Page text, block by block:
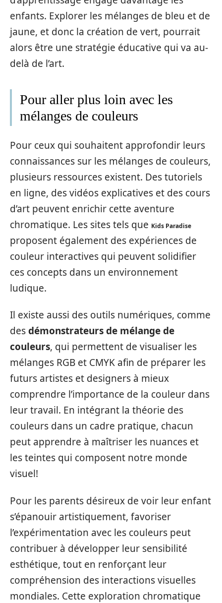
enfants. Explorer les mélanges de bleu et de
jaune, et donc la création de vert, pourrait
alors être une stratégie éducative qui va au-
delà de l’art.
Pour aller plus loin avec les
mélanges de couleurs
Pour ceux qui souhaitent approfondir leurs
connaissances sur les mélanges de couleurs,
plusieurs ressources existent. Des tutoriels
en ligne, des vidéos explicatives et des cours
d’art peuvent enrichir cette aventure
chromatique. Les sites tels que Kids Paradise
proposent également des expériences de
couleur interactives qui peuvent solidifier
ces concepts dans un environnement
ludique.
Il existe aussi des outils numériques, comme
desdémonstrateurs de mélange de
couleurs, qui permettent de visualiser les
mélanges RGB et CMYK afin de préparer les
futurs artistes et designers à mieux
comprendre l’importance de la couleur dans
leur travail. En intégrant la théorie des
couleurs dans un cadre pratique, chacun
peut apprendre à maîtriser les nuances et
les teintes qui composent notre monde
visuel!
Pour les parents désireux de voir leur enfant
s’épanouir artistiquement, favoriser
l’expérimentation avec les couleurs peut
contribuer à développer leur sensibilité
esthétique, tout en renforçant leur
compréhension des interactions visuelles
mondiales. Cette exploration chromatique